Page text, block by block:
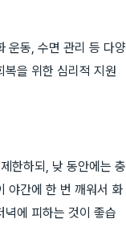
운동, 수면 관리 등 다양
을 위한 심리적 지원
한하되, 낮 동안에는 충
야간에 한 번 깨워서 화
에 피하는 것이 좋습